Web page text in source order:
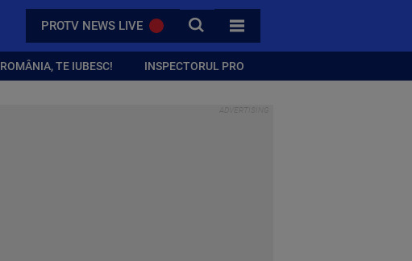
PROTV NEWS LIVE CAUTA
TOATE CATEGORIILE
ROMÂNIA, TE IUBESC! INSPECTORUL PRO